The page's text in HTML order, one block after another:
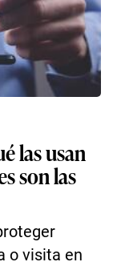
las usan
son las
o visita en